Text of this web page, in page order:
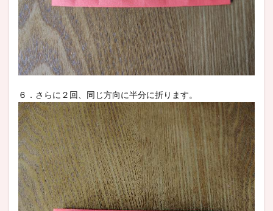
６．さらに２回、同じ方向に半分に折ります。